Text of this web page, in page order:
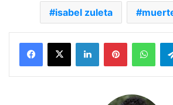
isabel zuleta
Facebook
X LinkedInPinterest